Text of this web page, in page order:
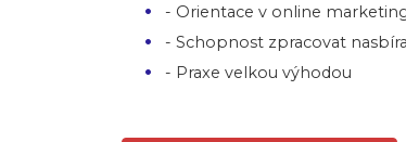
- Orientace v online
- Schopnost zpracovat
- Praxe velkou výhodou